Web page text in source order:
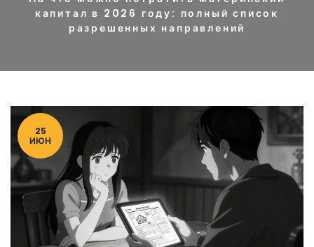
капитал в 2026 году: полный список
разрешенных направлений
25
ИЮН